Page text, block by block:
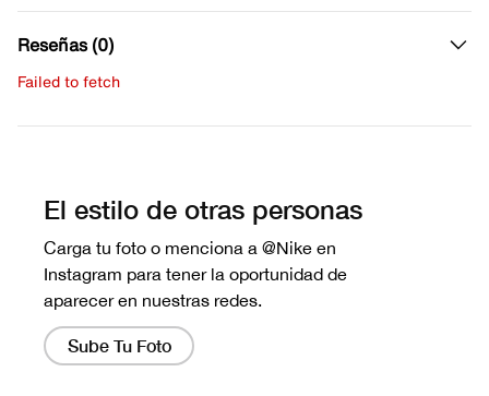
Reseñas (0)
Failed to fetch